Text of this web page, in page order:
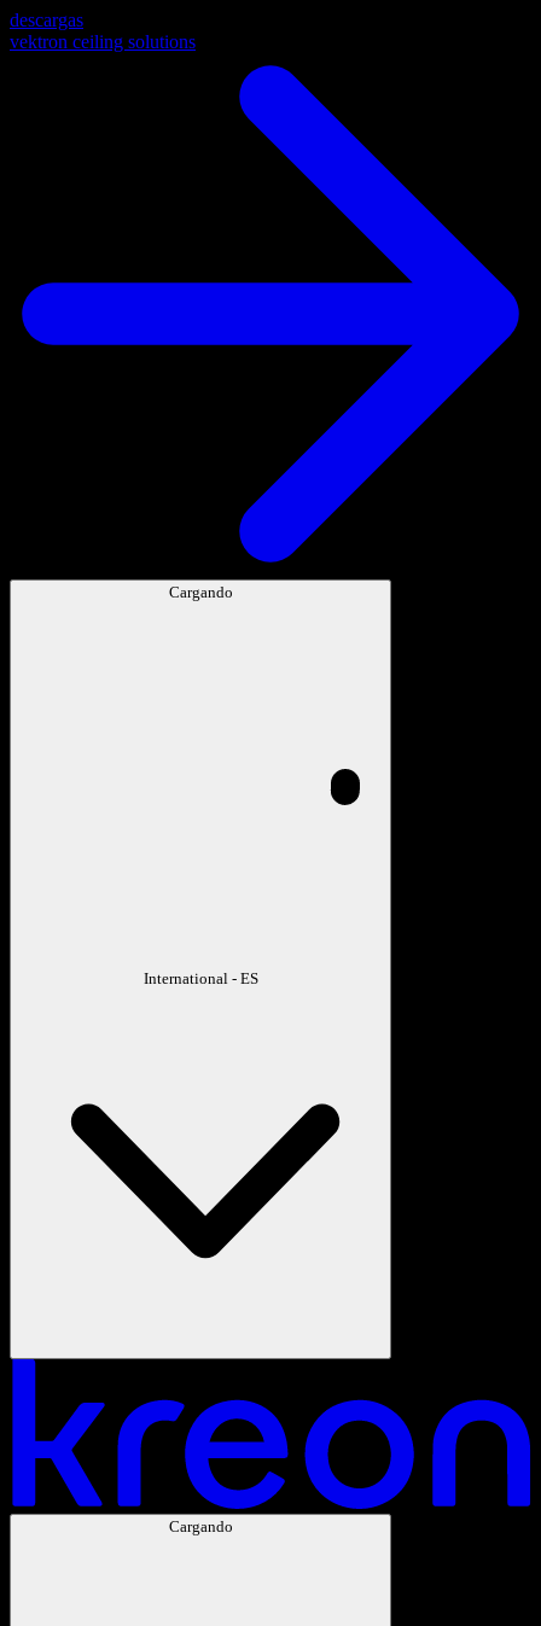
descargas
vektron ceiling solutions
Cargando
International - ES
Cargando